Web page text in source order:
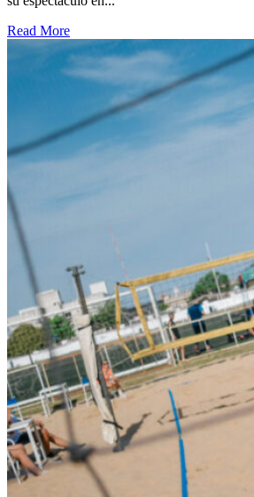
Read More